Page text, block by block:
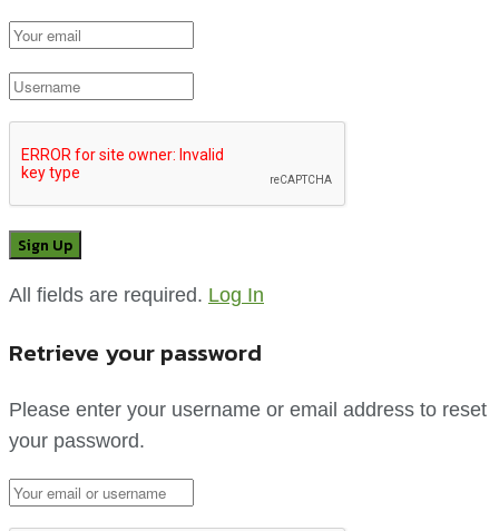
All fields are required. Log In
Retrieve your password
Please enter your username or email address to reset
your password.